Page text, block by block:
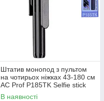
Штатив монопод з пультом
на чотирьох ніжках 43-180 см
AC Prof P185TK Selfie stick
Aluminum
В наявності